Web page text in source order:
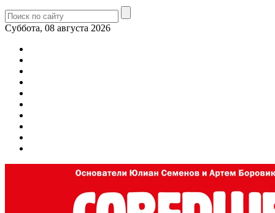
Суббота, 08 августа 2026